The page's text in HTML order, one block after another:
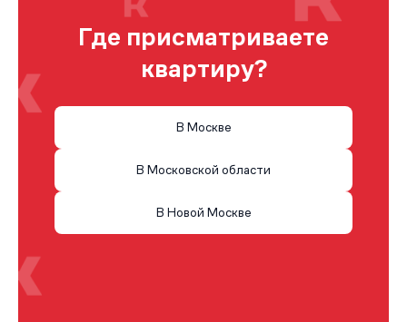
Где присматриваете
квартиру?
В Москве
В Московской области
В Новой Москве